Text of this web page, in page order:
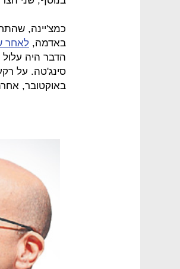
כמצ'יינה,
באדמה, לאחר
הדבר היה עלול
באוקטובר,